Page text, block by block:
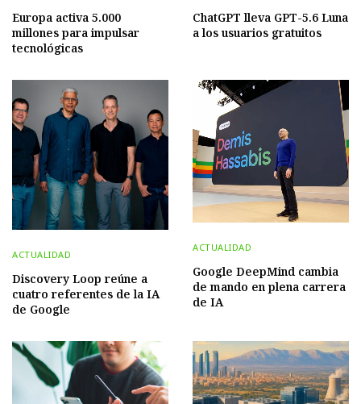
Europa activa 5.000
millones para impulsar
tecnológicas
ChatGPT lleva GPT-5.6 Luna
a los usuarios gratuitos
ACTUALIDAD
Discovery Loop reúne a
cuatro referentes de la IA
de Google
ACTUALIDAD
Google DeepMind cambia
de mando en plena carrera
de IA